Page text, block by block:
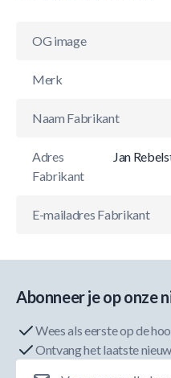
OG image
Merk
Naam Fabrikant
Adres
Fabrikant
Jan
E-mailadres Fabrikant
Abonneer je op onze
Wees als eerste op de
Ontvang het laatste